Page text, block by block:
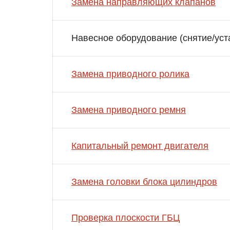
Замена направляющих клапанов
Навесное оборудование (снятие/
Замена приводного ролика
Замена приводного ремня
Капитальный ремонт двигателя
Замена головки блока цилиндров
Проверка плоскости ГБЦ